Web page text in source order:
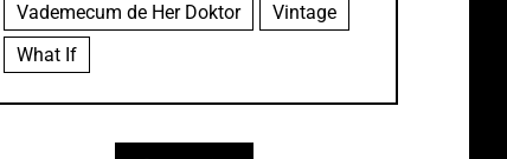
Vademecum de Her Doktor
Vintage
What If